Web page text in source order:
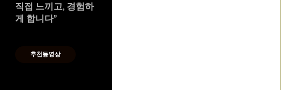
직접 느끼고, 경험하
게 합니다”
추천동영상